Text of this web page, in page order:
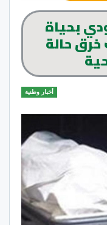
بحياة
حالة
أخبار وطنية